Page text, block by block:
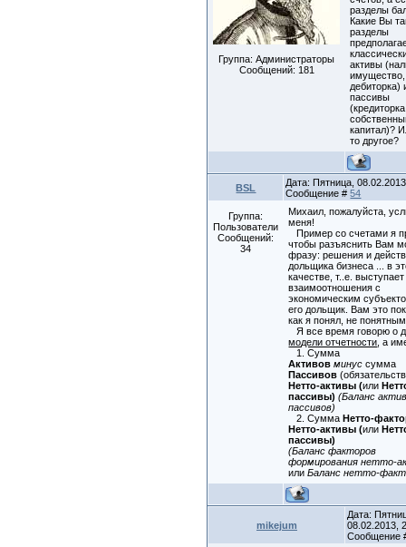
Группа: Администраторы
Сообщений: 181
разделы
Какие Вы
разделы
активы
имущество,
дебиторка)
пассивы
капитал)?
то другое?
BSL
Дата: Пятница,
Сообщение #54
Группа:
Пользователи
Сообщений:
34
Михаил, пожалуйста,
меня!
Пример со счетами я
чтобы разъяснить Вам
фразу: решения и
дольщика бизнеса ... в
качестве, т..е.
взаимоотношения с
экономическим
его дольщик. Вам это
как я понял, не
Я все время говорю о
модели отчетности , а
1. Сумма
Активовминус сумма
Пассивов
Нетто-активы (или
пассивы) (Баланс
пассивов)
2. СуммаНетто-
Нетто-активы (или
пассивы)
(Баланс факторов
формирования нетто-
илиБаланс нетто-
mikejum
Дата:
08.02.2013,
Сообщение